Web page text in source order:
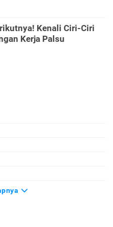
Kenali Ciri-Ciri
Kerja Palsu